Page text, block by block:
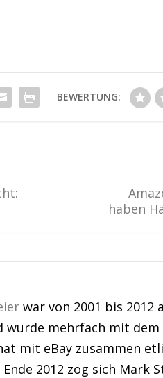
BEWERTUNG:
haben
war von 2001 bis
wurde mehrfach mit
mit eBay zusammen
2012 zog sich Mark